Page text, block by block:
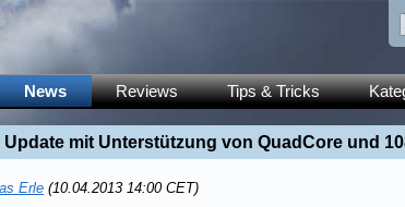
News Reviews Tips & Tricks
mit Unterstützung von QuadCore und
Erle (10.04.2013 14:00 CET)